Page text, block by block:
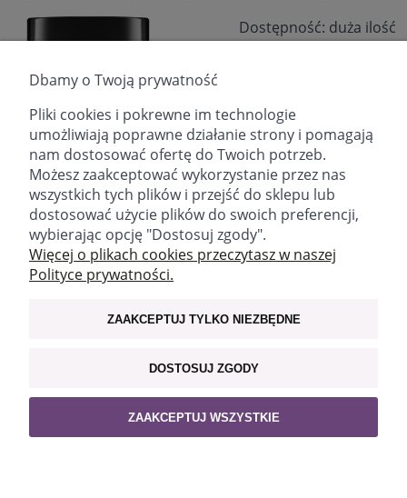
Dostępność: duża ilość
email:sklep@fitomed.pltel:+48 730 757 750 (9.00-17.00)
Znajdź nas:
POLECAMY
Dbamy o Twoją prywatność
Pliki cookies i pokrewne im technologie
umożliwiają poprawne działanie strony i pomagają
nam dostosować ofertę do Twoich potrzeb.
Możesz zaakceptować wykorzystanie przez nas
wszystkich tych plików i przejść do sklepu lub
dostosować użycie plików do swoich preferencji,
wybierając opcję "Dostosuj zgody".
Więcej o plikach cookies przeczytasz w naszej
Polityce prywatności.
ZAAKCEPTUJ TYLKO NIEZBĘDNE
DOSTOSUJ ZGODY
ZAAKCEPTUJ WSZYSTKIE